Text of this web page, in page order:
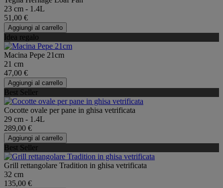
23 cm - 1.4L
51,00 €
Aggiungi al carrello
Idea regalo
Macina Pepe 21cm
21 cm
47,00 €
Aggiungi al carrello
Best Seller
Cocotte ovale per pane in ghisa vetrificata
29 cm - 1.4L
289,00 €
Aggiungi al carrello
Best Seller
Grill rettangolare Tradition in ghisa vetrificata
32 cm
135,00 €